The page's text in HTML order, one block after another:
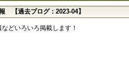
【過去ブログ：2023-04】
どいろいろ掲載します！